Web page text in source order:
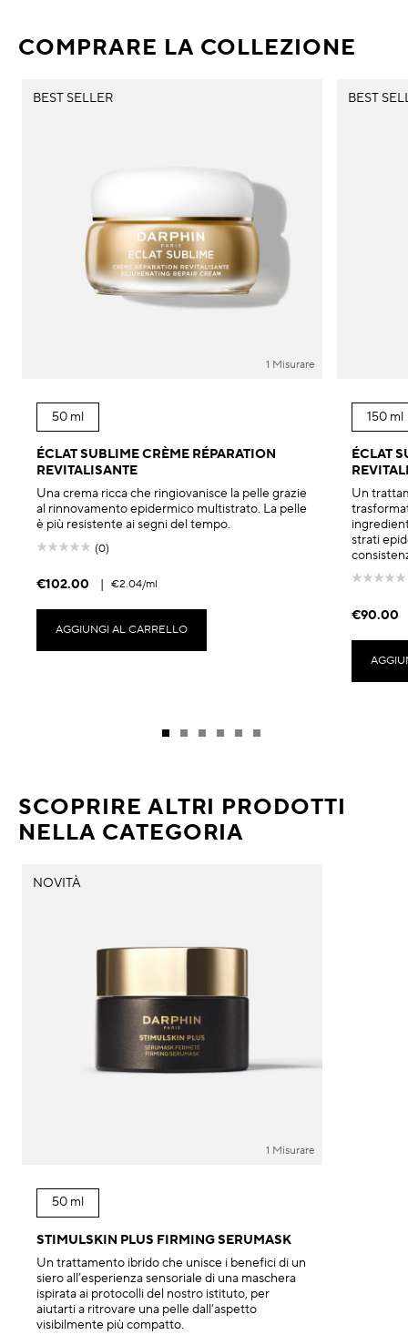
COMPRARE LA COLLEZIONE
BEST SELLER
1 Misurare
50 ml
ÉCLAT SUBLIME CRÈME RÉPARATION
REVITALISANTE
Una crema ricca che ringiovanisce la pelle grazie
al rinnovamento epidermico multistrato. La pelle
è più resistente ai segni del tempo.
(0)
€102.00 | €2.04/ml
AGGIUNGI AL CARRELLO
BEST
150 ml
ÉCLAT
Un
strati
€90.00
SCOPRIRE ALTRI PRODOTTI
NELLA CATEGORIA
NOVITÀ
1 Misurare
50 ml
STIMULSKIN PLUS FIRMING SERUMASK
Un trattamento ibrido che unisce i benefici di un
siero all’esperienza sensoriale di una maschera
ispirata ai protocolli del nostro istituto, per
aiutarti a ritrovare una pelle dall’aspetto
visibilmente più compatto.